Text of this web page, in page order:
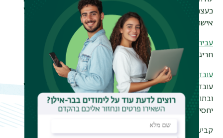
כעצמאי. פעמים רבות נקבע בתנאי העבודה שעל העובד לקבל
אישור מראש מהמעסיק לעבוד בעבודה נוספת.
עבירת משמעת
חריגה מכללי התנהגות הנמנים בתקנון המשמעת.
עובד קבוע
עובד שעבר בהצלחה את תקופת הניסיון למשרה אליה התקבל
ובתום התקופה קיבל מעמד של קביעות שמקנה לעובד הגנה
יחסית מפני פיטורים.
קביעות יכולה להינתן רק לגבי משרות מתוקצבות ומתוקננות